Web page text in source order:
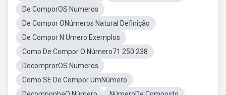
De ComporOS Numeros
De Compor ONúmeros Natural Definição
De Compor N Umero Exemplos
Como De Compor O Número71 250 238
DecomprorOS Numeros
Como SE De Compor UmNúmero